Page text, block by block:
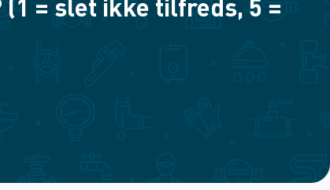
= slet ikke tilfreds, 5 =